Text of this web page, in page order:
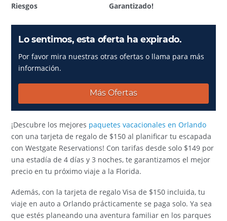
Riesgos
Garantizado!
Lo sentimos, esta oferta ha expirado.
Por favor mira nuestras otras ofertas o llama para más
información.
Más Ofertas
¡Descubre los mejores paquetes vacacionales en Orlando
con una tarjeta de regalo de $150 al planificar tu escapada
con Westgate Reservations! Con tarifas desde solo $149 por
una estadía de 4 días y 3 noches, te garantizamos el mejor
precio en tu próximo viaje a la Florida.
Además, con la tarjeta de regalo Visa de $150 incluida, tu
viaje en auto a Orlando prácticamente se paga solo. Ya sea
que estés planeando una aventura familiar en los parques